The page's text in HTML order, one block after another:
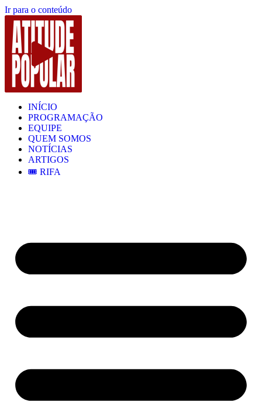
Ir para o conteúdo
INÍCIO
PROGRAMAÇÃO
EQUIPE
QUEM SOMOS
NOTÍCIAS
ARTIGOS
🎟️ RIFA